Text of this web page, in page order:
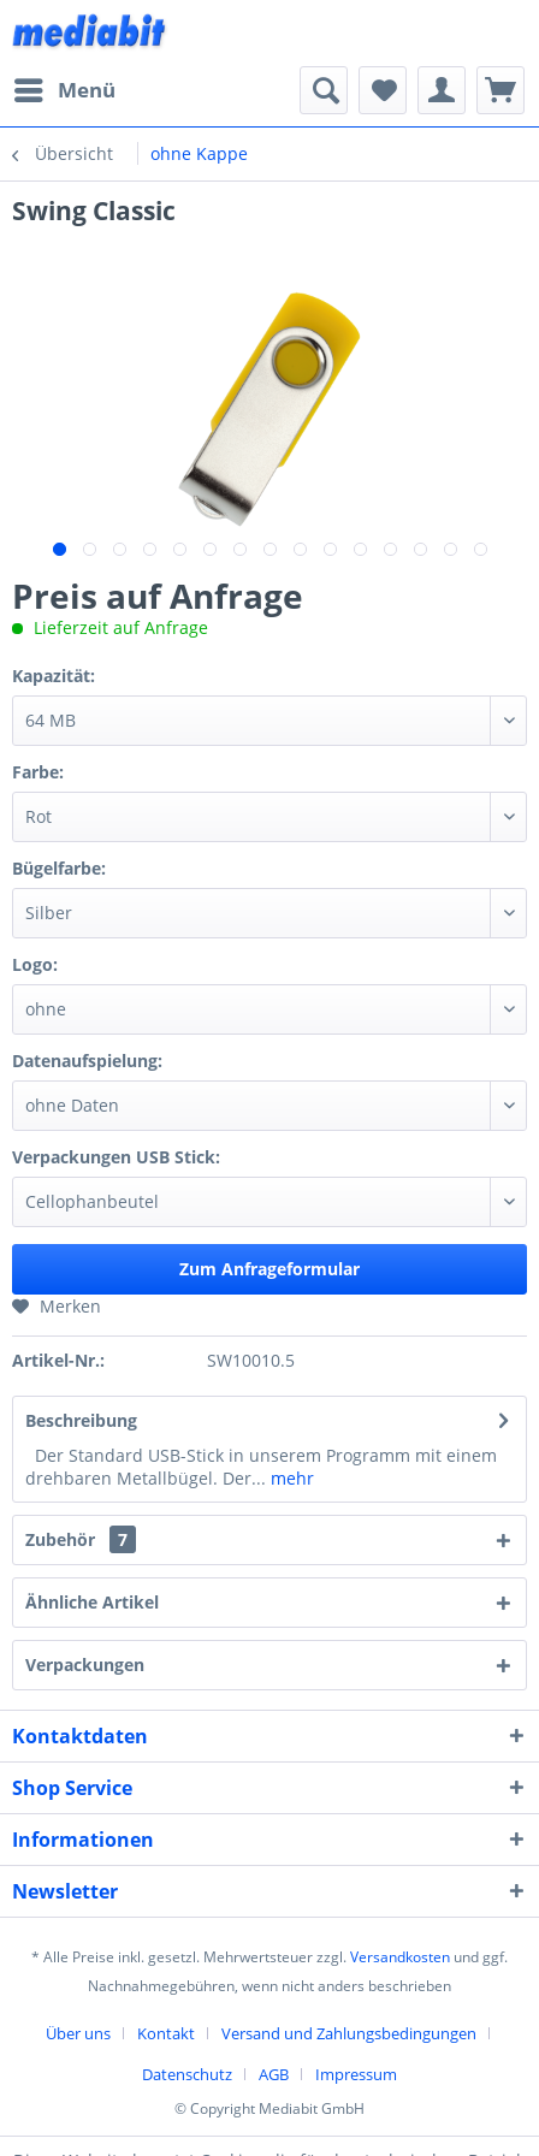
Menü
Übersicht ohne Kappe
Swing Classic
Preis auf Anfrage
Lieferzeit auf Anfrage
Kapazität:
Farbe:
Bügelfarbe:
Logo:
Datenaufspielung:
Verpackungen USB Stick:
Zum Anfrageformular
Merken
Artikel-Nr.: SW10010.5
Beschreibung
Der Standard USB-Stick in unserem Programm mit einem
drehbaren Metallbügel. Der... mehr
Zubehör 7
Ähnliche Artikel
Verpackungen
Kontaktdaten
Shop Service
Informationen
Newsletter
* Alle Preise inkl. gesetzl. Mehrwertsteuer zzgl.Versandkosten und ggf.
Nachnahmegebühren, wenn nicht anders beschrieben
Über uns Kontakt
Versand und Zahlungsbedingungen
Datenschutz
AGB Impressum
© Copyright Mediabit GmbH